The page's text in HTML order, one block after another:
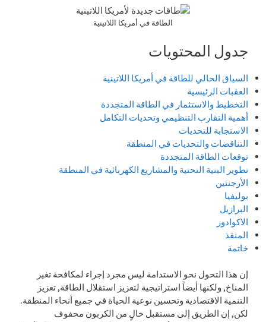
الطاقة في أمريكا اللاتينية
جدول المحتويات
السياق الحالي للطاقة في أمريكا اللاتينية
العقبات الرئيسية
التخطيط والاستثمار في الطاقة المتجددة
أهمية التقارب التنظيمي وتحديات التكامل
الاستجابة للتحديات
التناقضات والتحديات في المنطقة
توقعات الطاقة المتجددة
تطوير البنية التحتية والمشاريع الكهربائية في المنطقة
الأرجنتين
بوليفيا
البرازيل
الاكوادور
المنقذ
خاتمة
إن هذا التحول نحو الاستدامة ليس مجرد إجراء لمكافحة تغير
المناخ, ولكنها أيضاً استراتيجية لتعزيز استقلال الطاقة, تعزيز
التنمية الاقتصادية وتحسين نوعية الحياة في جميع أنحاء المنطقة.
لكن, إن الطريق إلى مستقبل خالٍ من الكربون محفوف